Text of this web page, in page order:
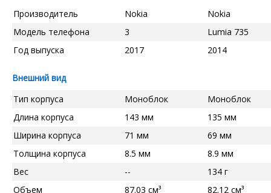
Производитель
Nokia
Nokia
Модель телефона
3
Lumia 735
Год выпуска
2017 2014
Внешний вид
Тип корпуса
Моноблок
Моноблок
Длина корпуса
143 мм
135 мм
Ширина корпуса
71 мм
69 мм
Толщина корпуса
8.5 мм
8.9 мм
Вес
--
134 г
Объем
87.03 см³
82.12 см³